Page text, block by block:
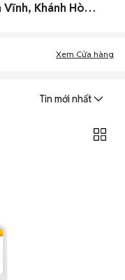
0 Zte Blade V40s cũ Huyện Khánh Vĩnh, Khánh Hòa đẹp
Xem Cửa hàng
Tin mới nhất